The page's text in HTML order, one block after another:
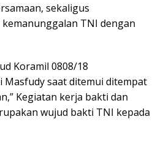
sekaligus
TNI dengan
Koramil 0808/18
Masfudy saat ditemui ditempat
Kegiatan kerja bakti dan
wujud bakti TNI kepada